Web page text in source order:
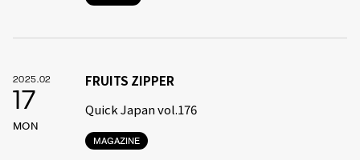
2025.02
17
MON
MAGAZINE
FRUITS ZIPPER
Quick Japan vol.176